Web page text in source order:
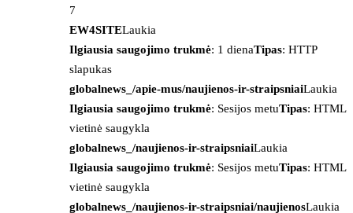
7
EW4SITELaukia
Ilgiausia saugojimo trukmė: 1 dienaTipas: HTTP
slapukas
globalnews_/apie-mus/naujienos-ir-straipsniaiLaukia
Ilgiausia saugojimo trukmė: Sesijos metuTipas: HTML
vietinė saugykla
globalnews_/naujienos-ir-straipsniaiLaukia
Ilgiausia saugojimo trukmė: Sesijos metuTipas: HTML
vietinė saugykla
globalnews_/naujienos-ir-straipsniai/naujienosLaukia